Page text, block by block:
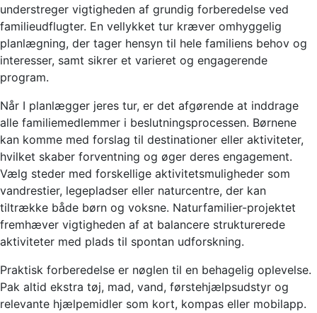
understreger vigtigheden af grundig forberedelse ved
familieudflugter. En vellykket tur kræver omhyggelig
planlægning, der tager hensyn til hele familiens behov og
interesser, samt sikrer et varieret og engagerende
program.
Når I planlægger jeres tur, er det afgørende at inddrage
alle familiemedlemmer i beslutningsprocessen. Børnene
kan komme med forslag til destinationer eller aktiviteter,
hvilket skaber forventning og øger deres engagement.
Vælg steder med forskellige aktivitetsmuligheder som
vandrestier, legepladser eller naturcentre, der kan
tiltrække både børn og voksne. Naturfamilier-projektet
fremhæver vigtigheden af at balancere strukturerede
aktiviteter med plads til spontan udforskning.
Praktisk forberedelse er nøglen til en behagelig oplevelse.
Pak altid ekstra tøj, mad, vand, førstehjælpsudstyr og
relevante hjælpemidler som kort, kompas eller mobilapp.